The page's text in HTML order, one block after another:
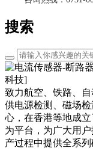
搜索
致力航空、铁路、
供电源检测、磁场
心，在香港等地成
为平台，为广大用
产过程中提供全系